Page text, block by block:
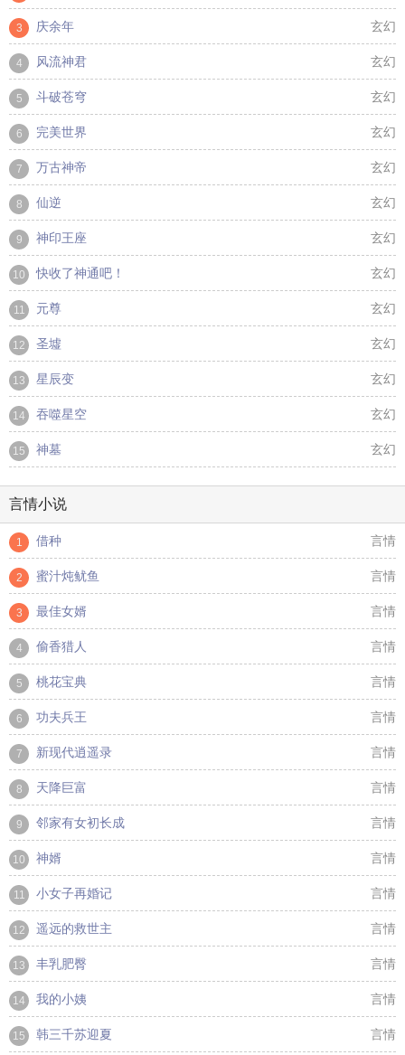
3 庆余年 玄幻
4 风流神君 玄幻
5 斗破苍穹 玄幻
6 完美世界 玄幻
7 万古神帝 玄幻
8 仙逆 玄幻
9 神印王座 玄幻
10 快收了神通吧！ 玄幻
11 元尊 玄幻
12 圣墟 玄幻
13 星辰变 玄幻
14 吞噬星空 玄幻
15 神墓 玄幻
言情小说
1 借种 言情
2 蜜汁炖鱿鱼 言情
3 最佳女婿 言情
4 偷香猎人 言情
5 桃花宝典 言情
6 功夫兵王 言情
7 新现代逍遥录 言情
8 天降巨富 言情
9 邻家有女初长成 言情
10 神婿 言情
11 小女子再婚记 言情
12 遥远的救世主 言情
13 丰乳肥臀 言情
14 我的小姨 言情
15 韩三千苏迎夏 言情